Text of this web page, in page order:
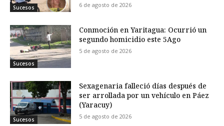
Sucesos 6 de agosto de 2026
Sucesos
Conmoción en Yaritagua: Ocurrió un
segundo homicidio este 5Ago
5 de agosto de 2026
Sucesos
Sexagenaria falleció días después de
ser arrollada por un vehículo en Páez
(Yaracuy)
5 de agosto de 2026